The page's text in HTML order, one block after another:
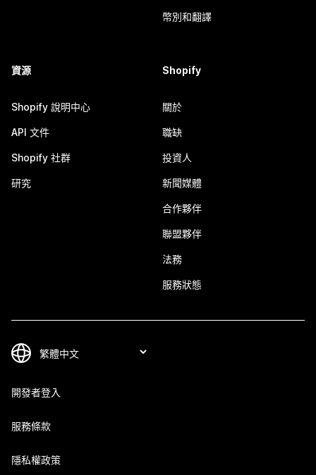
幣別和翻譯
資源
Shopify 說明中心
API 文件
Shopify 社群
研究
Shopify
關於
職缺
投資人
新聞媒體
合作夥伴
聯盟夥伴
法務
服務狀態
開發者登入
服務條款
隱私權政策